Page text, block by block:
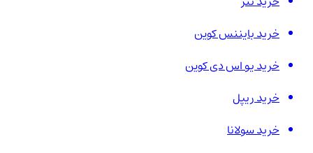
خرید بایننس کوین
خرید یو اس دی کوین
خرید ریپل
خرید سولانا